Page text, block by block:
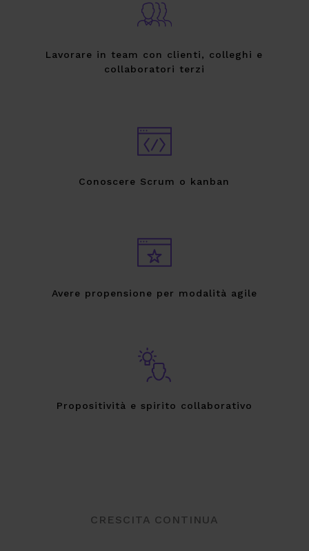
Lavorare in team con clienti, colleghi e
collaboratori terzi
Conoscere Scrum o kanban
Avere propensione per modalità agile
Propositività e spirito collaborativo
CRESCITA CONTINUA